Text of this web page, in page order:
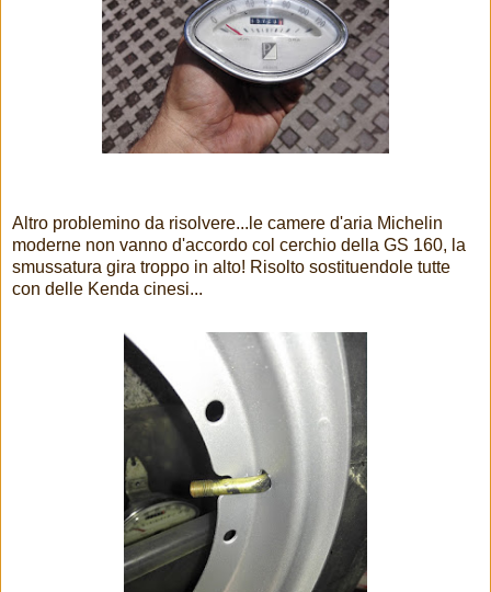
Altro problemino da risolvere...le camere d'aria Michelin
moderne non vanno d'accordo col cerchio della GS 160, la
smussatura gira troppo in alto! Risolto sostituendole tutte
con delle Kenda cinesi...